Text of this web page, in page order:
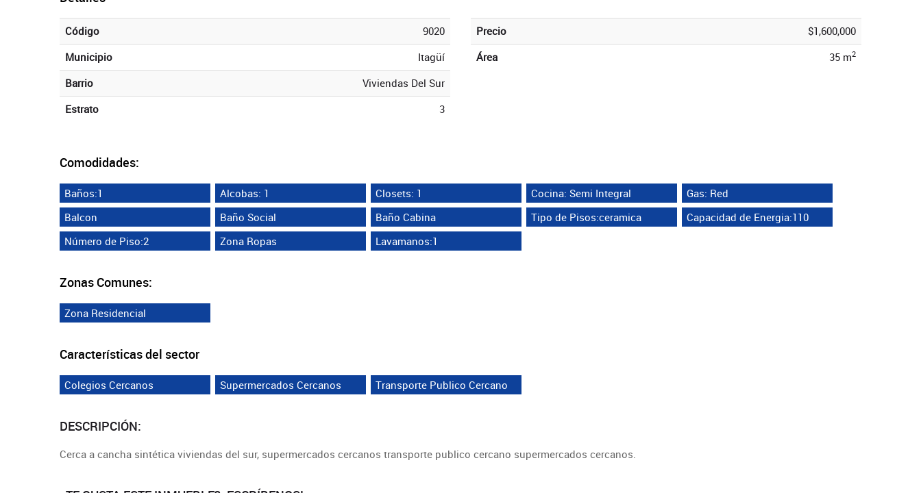
Código
9020
Municipio
Itagüí
Barrio
Viviendas Del Sur
Estrato
3
Precio
$1,600,000
Área
35 m2
Comodidades:
Baños:1 Alcobas: 1 Closets: 1 Cocina: Semi Integral
Gas: Red
Balcon
Baño Social Baño Cabina Tipo de Pisos:ceramica
Capacidad de Energia:110
Número de Piso:2
Zona Ropas Lavamanos:1
Zonas Comunes:
Zona Residencial
Características del sector
Colegios Cercanos Supermercados Cercanos Transporte Publico Cercano
DESCRIPCIÓN:
Cerca a cancha sintética viviendas del sur, supermercados cercanos transporte publico cercano supermercados cercanos.